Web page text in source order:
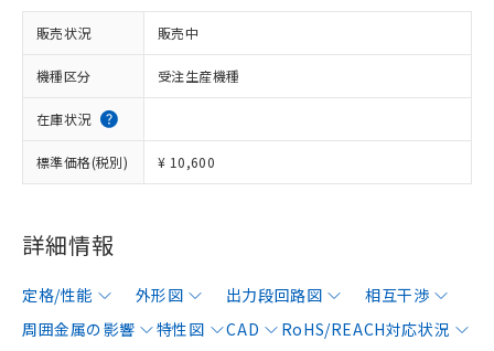
販売状況 販売中
機種区分 受注生産機種
在庫状況
標準価格(税別) ¥ 10,600
詳細情報
定格/性能 外形図 出力段回路図
相互干渉
周囲金属の影響
特性図 CAD
RoHS/REACH対応状況